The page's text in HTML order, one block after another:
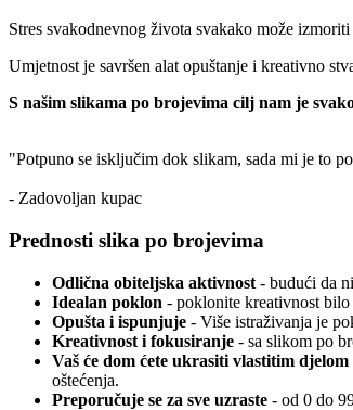
Stres svakodnevnog života svakako može izmoriti
Umjetnost je savršen alat opuštanje i kreativno
S našim slikama po brojevima cilj nam je
"Potpuno se isključim dok slikam, sada mi je to
- Zadovoljan kupac
Prednosti slika po brojevima
Odlična obiteljska aktivnost - budući da
Idealan poklon - poklonite kreativnost
Opušta i ispunjuje - Više istraživanja je
Kreativnost i fokusiranje - sa slikom po
Vaš će dom ćete ukrasiti vlastitim djelom
oštećenja.
Preporučuje se za sve uzraste - od 0 do